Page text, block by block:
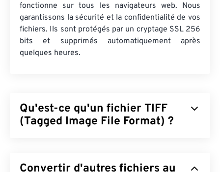
fonctionne sur tous les navigateurs web. Nous
garantissons la sécurité et la confidentialité de vos
fichiers. Ils sont protégés par un cryptage SSL 256
bits et supprimés automatiquement après
quelques heures.
Qu'est-ce qu'un fichier TIFF
(Tagged Image File Format) ?
les plus courants. Il est principalement utilisé dans
Convertir d'autres fichiers au